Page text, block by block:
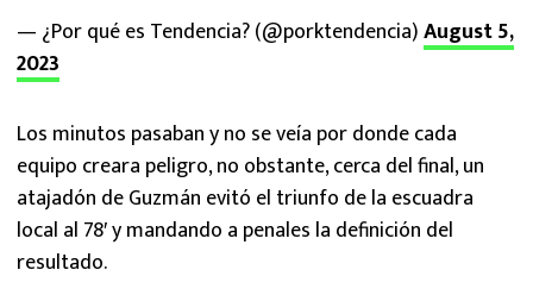
— ¿Por qué es Tendencia? (@porktendencia)August 5,
2023
Los minutos pasaban y no se veía por donde cada
equipo creara peligro, no obstante, cerca del final, un
atajadón de Guzmán evitó el triunfo de la escuadra
local al 78′ y mandando a penales la definición del
resultado.